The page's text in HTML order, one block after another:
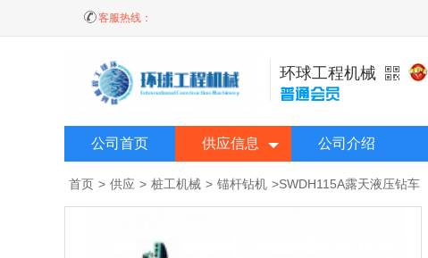
客服热线：
环球工程机械
公司首页 供应信息 公司介绍
首页 > 供应 > 桩工机械 > 锚杆钻机 >SWDH115A露天液压钻车